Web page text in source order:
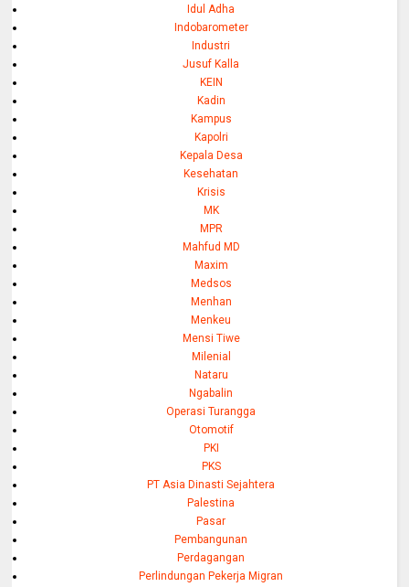
Idul Adha
Indobarometer
Industri
Jusuf Kalla
KEIN
Kadin
Kampus
Kapolri
Kepala Desa
Kesehatan
Krisis
MK
MPR
Mahfud MD
Maxim
Medsos
Menhan
Menkeu
Mensi Tiwe
Milenial
Nataru
Ngabalin
Operasi Turangga
Otomotif
PKI
PKS
PT Asia Dinasti Sejahtera
Palestina
Pasar
Pembangunan
Perdagangan
Perlindungan Pekerja Migran